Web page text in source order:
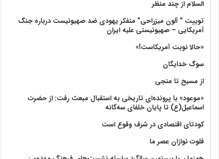
السلام از چند منظر
توییت ” آلون میزراحی” متفکر یهودی ضد صهیونیست درباره جنگ
آمریکایی – صهیونیستی علیه ایران
«حالا نوبت آمریکاست!»
سوگ خدایگان
از مسیح تا منجی
«موعود» با پرونده‌ای تاریخی به استقبال مبعث رفت: از حضرت
اسماعیل(ع) تا پایان خلفای سه‌گانه
کودتای اقتصادی در شرف وقوع است
فلوت نوازان عصر ما